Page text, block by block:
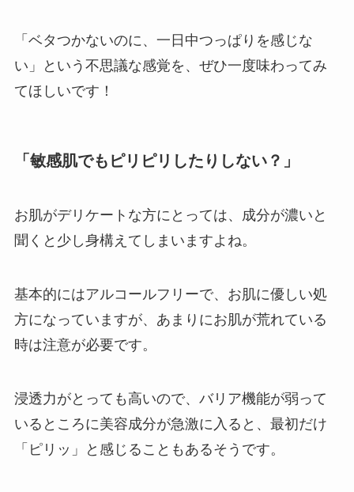
「ベタつかないのに、一日中つっぱりを感じな
い」という不思議な感覚を、ぜひ一度味わってみ
てほしいです！
「敏感肌でもピリピリしたりしない？」
お肌がデリケートな方にとっては、成分が濃いと
聞くと少し身構えてしまいますよね。
基本的にはアルコールフリーで、お肌に優しい処
方になっていますが、あまりにお肌が荒れている
時は注意が必要です。
浸透力がとっても高いので、バリア機能が弱って
いるところに美容成分が急激に入ると、最初だけ
「ピリッ」と感じることもあるそうです。